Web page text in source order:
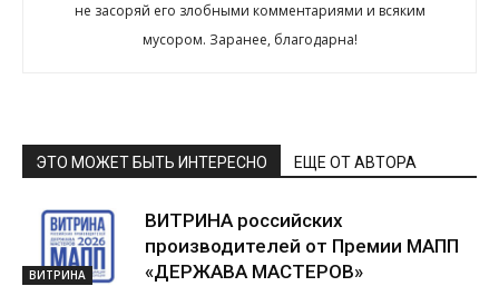
не засоряй его злобными комментариями и всяким
мусором. Заранее, благодарна!
ЭТО МОЖЕТ БЫТЬ ИНТЕРЕСНО ЕЩЕ ОТ АВТОРА
ВИТРИНА
ВИТРИНА российских
производителей от Премии МАПП
«ДЕРЖАВА МАСТЕРОВ»